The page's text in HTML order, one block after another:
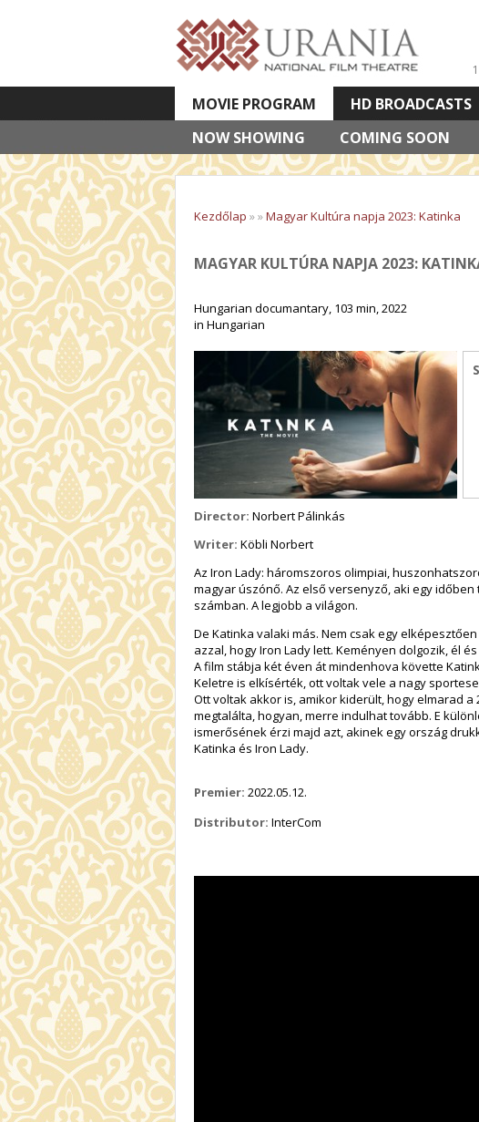
MOVIE PROGRAM
NOW SHOWING
COMING SOON
HD BROADCASTS
VETÍTETT KÉPES ELŐADÁSOK
Kezdőlap »»Magyar Kultúra napja 2023: Katinka
MAGYAR KULTÚRA NAPJA 2023:
Hungarian documantary, 103 min, 2022
in Hungarian
Director: Norbert Pálinkás
Writer: Köbli Norbert
Az Iron Lady: háromszoros olimpiai,
magyar úszónő. Az első versenyző, aki egy
számban. A legjobb a világon.
De Katinka valaki más. Nem csak egy
azzal, hogy Iron Lady lett. Keményen dolgozik, él
A film stábja két éven át mindenhova követte
Keletre is elkísérték, ott voltak vele a nagy
Ott voltak akkor is, amikor kiderült, hogy elmarad
megtalálta, hogyan, merre indulhat tovább. E
ismerősének érzi majd azt, akinek egy ország
Katinka és Iron Lady.
Premier: 2022.05.12.
Distributor: InterCom